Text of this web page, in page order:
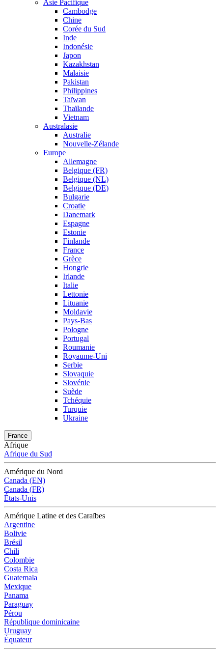
Asie Pacifique
Cambodge
Chine
Corée du Sud
Inde
Indonésie
Japon
Kazakhstan
Malaisie
Pakistan
Philippines
Taïwan
Thaïlande
Vietnam
Australasie
Australie
Nouvelle-Zélande
Europe
Allemagne
Belgique (FR)
Belgique (NL)
Belgique (DE)
Bulgarie
Croatie
Danemark
Espagne
Estonie
Finlande
France
Grèce
Hongrie
Irlande
Italie
Lettonie
Lituanie
Moldavie
Pays-Bas
Pologne
Portugal
Roumanie
Royaume-Uni
Serbie
Slovaquie
Slovénie
Suède
Tchéquie
Turquie
Ukraine
France
Afrique
Afrique du Sud
Amérique du Nord
Canada (EN)
Canada (FR)
États-Unis
Amérique Latine et des Caraïbes
Argentine
Bolivie
Brésil
Chili
Colombie
Costa Rica
Guatemala
Mexique
Panama
Paraguay
Pérou
République dominicaine
Uruguay
Équateur